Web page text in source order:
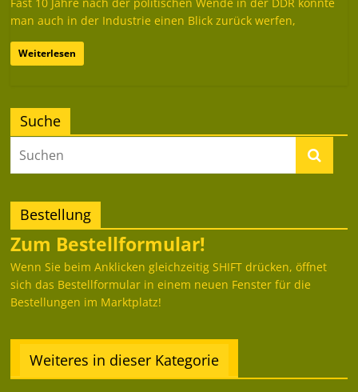
man auch in der Industrie einen Blick zurück werfen,
Weiterlesen
Suche
Bestellung
Zum Bestellformular!
Wenn Sie beim Anklicken gleichzeitig SHIFT drücken, öffnet
sich das Bestellformular in einem neuen Fenster für die
Bestellungen im Marktplatz!
Weiteres in dieser Kategorie